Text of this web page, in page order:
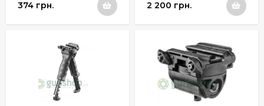
374 грн. 2 200 грн.